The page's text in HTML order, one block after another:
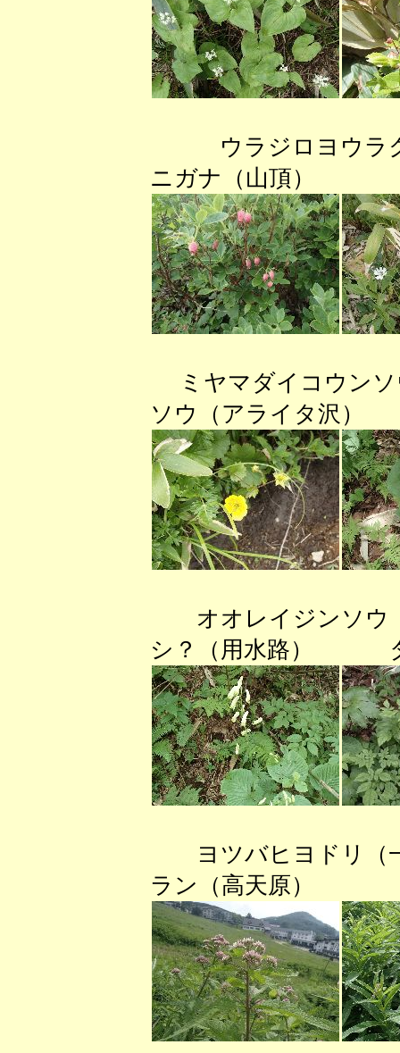
ウラジロヨウ
ニガナ（山頂）
ミヤマダイコウ
ソウ（アライタ沢）
オオレイジンソ
シ？（用水路） タ
ヨツバヒヨド
ラン（高天原